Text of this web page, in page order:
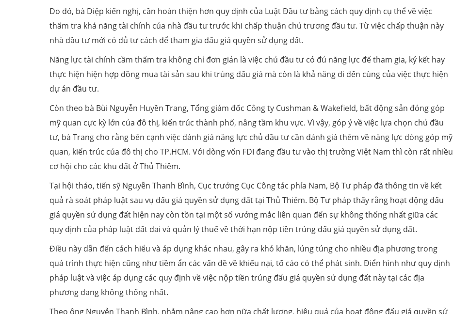
Do đó, bà Diệp kiến nghị, cần hoàn thiện hơn quy định của Luật Đầu tư bằng cách quy định cụ thể về việc
thẩm tra khả năng tài chính của nhà đầu tư trước khi chấp thuận chủ trương đầu tư. Từ việc chấp thuận này
nhà đầu tư mới có đủ tư cách để tham gia đấu giá quyền sử dụng đất.
Năng lực tài chính cầm thẩm tra không chỉ đơn giản là việc chủ đầu tư có đủ năng lực để tham gia, ký kết hay
thực hiện hiện hợp đồng mua tài sản sau khi trúng đấu giá mà còn là khả năng đi đến cùng của việc thực hiện
dự án đầu tư.
Còn theo bà Bùi Nguyễn Huyền Trang, Tổng giám đốc Công ty Cushman & Wakefield, bất động sản đóng góp
mỹ quan cực kỳ lớn của đô thị, kiến trúc thành phố, nâng tầm khu vực. Vì vậy, góp ý về việc lựa chọn chủ đầu
tư, bà Trang cho rằng bên cạnh việc đánh giá năng lực chủ đầu tư cần đánh giá thêm về năng lực đóng góp mỹ
quan, kiến trúc của đô thị cho TP.HCM. Với dòng vốn FDI đang đầu tư vào thị trường Việt Nam thì còn rất nhiều
cơ hội cho các khu đất ở Thủ Thiêm.
Tại hội thảo, tiến sỹ Nguyễn Thanh Bình, Cục trưởng Cục Công tác phía Nam, Bộ Tư pháp đã thông tin về kết
quả rà soát pháp luật sau vụ đấu giá quyền sử dụng đất tại Thủ Thiêm. Bộ Tư pháp thấy rằng hoạt động đấu
giá quyền sử dụng đất hiện nay còn tồn tại một số vướng mắc liên quan đến sự không thống nhất giữa các
quy định của pháp luật đất đai và quản lý thuế về thời hạn nộp tiền trúng đấu giá quyền sử dụng đất.
Điều này dẫn đến cách hiểu và áp dụng khác nhau, gây ra khó khăn, lúng túng cho nhiều địa phương trong
quá trình thực hiện cũng như tiềm ẩn các vấn đề về khiếu nại, tố cáo có thể phát sinh. Điển hình như quy định
pháp luật và việc áp dụng các quy định về việc nộp tiền trúng đấu giá quyền sử dụng đất này tại các địa
phương đang không thống nhất.
Theo ông Nguyễn Thanh Bình, nhằm nâng cao hơn nữa chất lượng, hiệu quả của hoạt động đấu giá quyền sử